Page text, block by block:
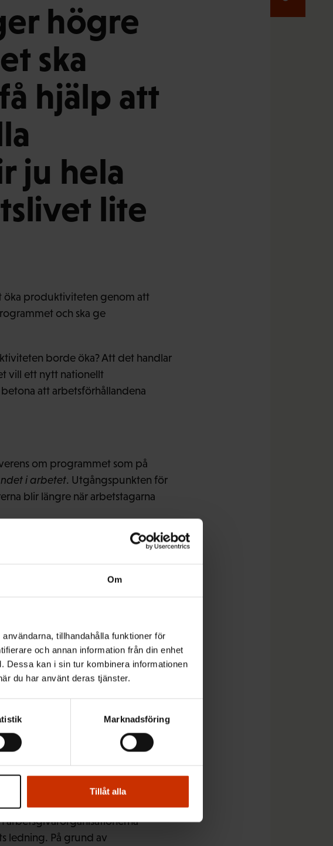
Om
tillhandahålla funktioner för
och annan information från din enhet
Dessa kan i sin tur kombinera informationen
du har använt deras tjänster.
Marknadsföring
Tillåt alla
högre
ska
hjälp att
ju hela
lite
öka produktiviteten genom att
och ska ge
borde öka? Att det handlar
vill ett nytt nationellt
att arbetsförhållandena
om programmet som på
i arbetet. Utgångspunkten för
blir längre när arbetstagarna
representerar Finlands största
möjligt att höja lönerna. Ökad
leda till fler arbetstillfällen.
där man har granskat
bygger på de goda
arbetsgivarorganisationerna
ledning. På grund av